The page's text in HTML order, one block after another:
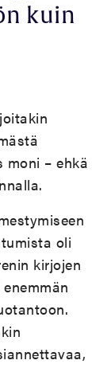
kuin
– ehkä
oli
kirjojen